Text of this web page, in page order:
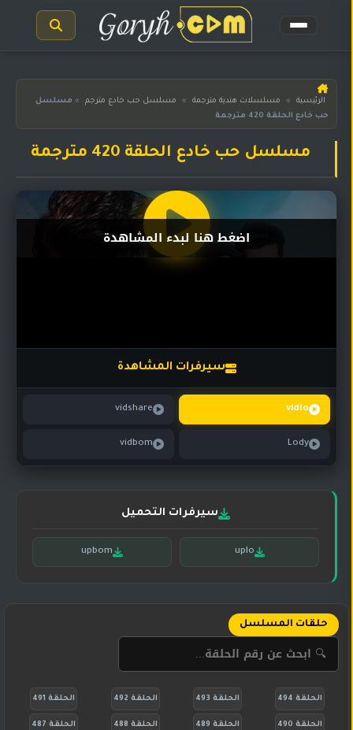
الرئيسية
مسلسلات
المترجمة
مسلسلات
مسلسلات
تركي
مسلسلات
الرئيسية » مسلسلات هندية مترجمة » مسلسل حب خادع مترجم » مسلسل
حب خادع الحلقة 420 مترجمة
مسلسل حب خادع الحلقة 420 مترجمة
سيرفرات المشاهدة
vidlo
vidshare
Lody
vidbom
اضغط هنا لبدء المشاهدة
سيرفرات التحميل
uplo
upbom
حلقات المسلسل
الحلقة 494 الحلقة 493 الحلقة 492 الحلقة 491
الحلقة 490 الحلقة 489 الحلقة 488 الحلقة 487